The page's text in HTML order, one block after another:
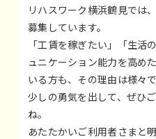
リハスワーク横浜鶴見では
募集しています。
「工賃を稼ぎたい」「生活
ュニケーション能力を高め
いる方も、その理由は様々で
少しの勇気を出して、ぜひ
ね。
あたたかいご利用者さまと